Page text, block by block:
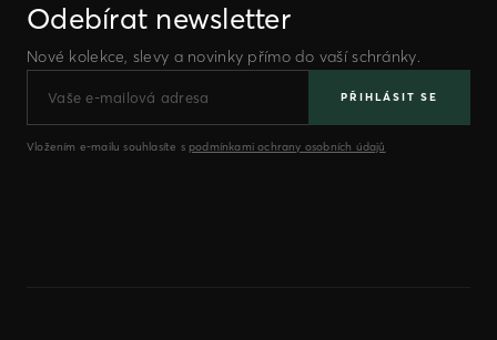
Odebírat newsletter
Nové kolekce, slevy a novinky přímo do vaší schránky.
PŘIHLÁSIT SE
Vložením e-mailu souhlasíte s podmínkami ochrany osobních údajů